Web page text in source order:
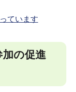
ています
の促進